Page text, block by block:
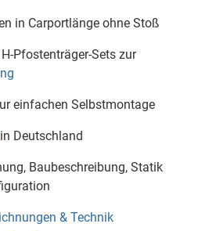
in Carportlänge ohne Stoß
Pfostenträger-Sets zur
einfachen Selbstmontage
in Deutschland
Baubeschreibung, Statik
& Technik